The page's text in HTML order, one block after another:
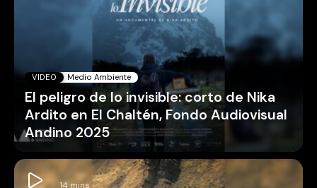
VIDEO Medio Ambiente
El peligro de lo invisible: corto de Nika
Ardito en El Chaltén, Fondo Audiovisual
Andino 2025